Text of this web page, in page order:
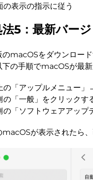
の表示の指示に従う
法5：最新バー
のmacOSをダウンロー
下の手順でmacOSが最
の「アップルメニュー
の「一般」をクリックす
の「ソフトウェアアップ
macOSが表示されたら